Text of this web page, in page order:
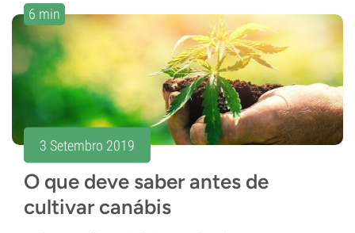
6 min
3 Setembro 2019
O que deve saber antes de
cultivar canábis